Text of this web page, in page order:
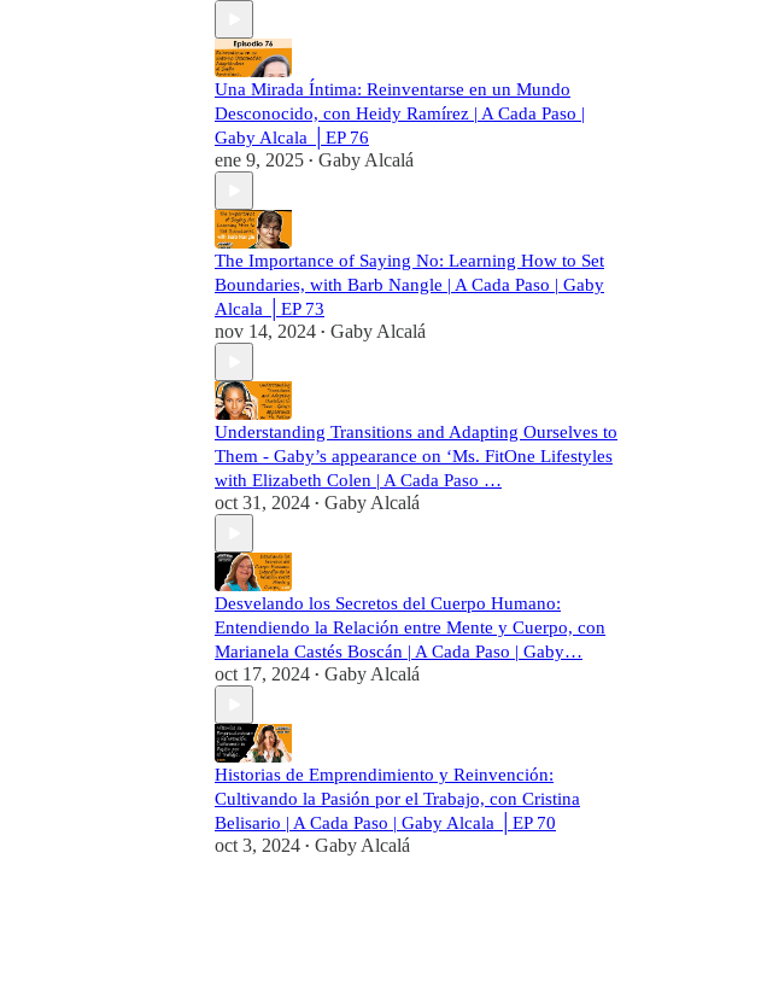
Una Mirada Íntima: Reinventarse en un Mundo
Desconocido, con Heidy Ramírez | A Cada Paso |
Gaby Alcala │EP 76
ene 9, 2025 • Gaby Alcalá
The Importance of Saying No: Learning How to Set
Boundaries, with Barb Nangle | A Cada Paso | Gaby
Alcala │EP 73
nov 14, 2024 • Gaby Alcalá
Understanding Transitions and Adapting Ourselves to
Them - Gaby’s appearance on ‘Ms. FitOne Lifestyles
with Elizabeth Colen | A Cada Paso …
oct 31, 2024 • Gaby Alcalá
Desvelando los Secretos del Cuerpo Humano:
Entendiendo la Relación entre Mente y Cuerpo, con
Marianela Castés Boscán | A Cada Paso | Gaby…
oct 17, 2024 • Gaby Alcalá
Historias de Emprendimiento y Reinvención:
Cultivando la Pasión por el Trabajo, con Cristina
Belisario | A Cada Paso | Gaby Alcala │EP 70
oct 3, 2024 • Gaby Alcalá